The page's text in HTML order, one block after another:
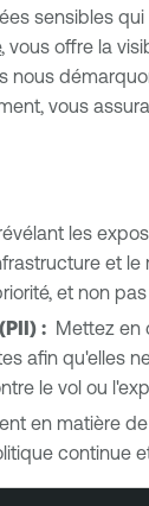
sensibles qui
, vous offre la
nous
vous
les
et
et non
: Mettez en
afin qu'elles
le vol ou
en matière